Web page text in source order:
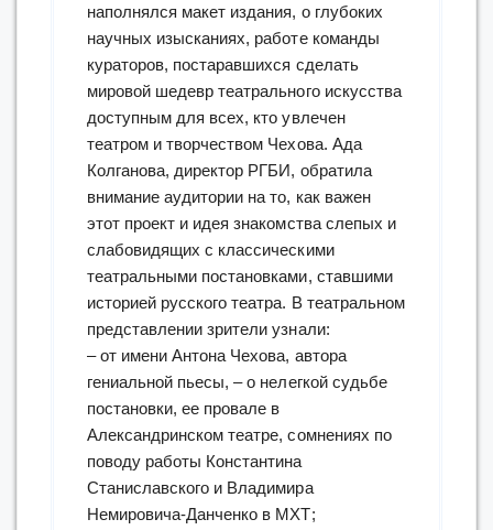
наполнялся макет издания, о глубоких
научных изысканиях, работе команды
кураторов, постаравшихся сделать
мировой шедевр театрального искусства
доступным для всех, кто увлечен
театром и творчеством Чехова. Ада
Колганова, директор РГБИ, обратила
внимание аудитории на то, как важен
этот проект и идея знакомства слепых и
слабовидящих с классическими
театральными постановками, ставшими
историей русского театра. В театральном
представлении зрители узнали:
– от имени Антона Чехова, автора
гениальной пьесы, – о нелегкой судьбе
постановки, ее провале в
Александринском театре, сомнениях по
поводу работы Константина
Станиславского и Владимира
Немировича-Данченко в МХТ;